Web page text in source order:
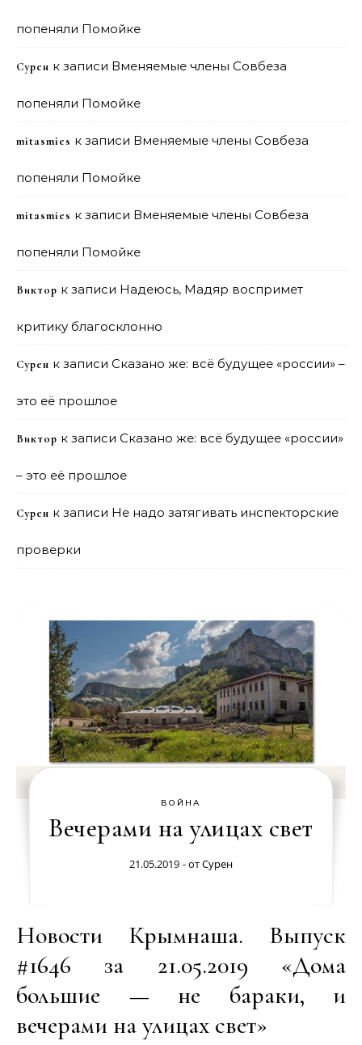
попеняли Помойке
Сурен к записи Вменяемые члены Совбеза
попеняли Помойке
mitasmies к записи Вменяемые члены Совбеза
попеняли Помойке
mitasmies к записи Вменяемые члены Совбеза
попеняли Помойке
Виктор к записи Надеюсь, Мадяр воспримет
критику благосклонно
Сурен к записи Сказано же: всё будущее «россии» –
это её прошлое
Виктор к записи Сказано же: всё будущее «россии»
– это её прошлое
Сурен к записи Не надо затягивать инспекторские
проверки
ВОЙНА
Вечерами на улицах свет
21.05.2019 - отСурен
Новости Крымнаша. Выпуск
#1646 за 21.05.2019 «Дома
большие — не бараки, и
вечерами на улицах свет»